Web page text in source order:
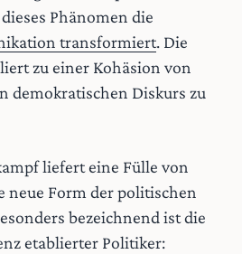
Phänomen die
transformiert. Die
zu einer Kohäsion von
demokratischen Diskurs zu
liefert eine Fülle von
neue Form der politischen
bezeichnend ist die
etablierter Politiker: